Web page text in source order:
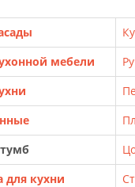
мебели
кухни